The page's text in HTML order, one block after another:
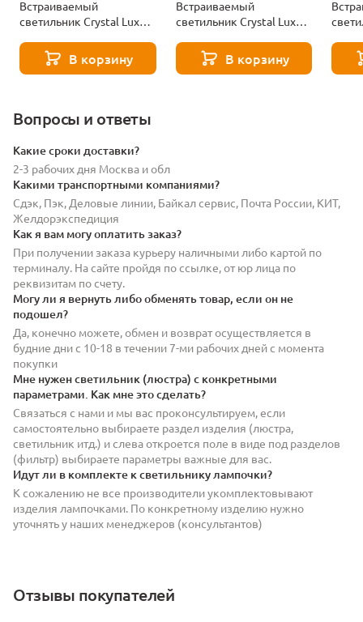
Встраиваемый
светильник Crystal Lux
В корзину
Встраиваемый
светильник Crystal Lux
В корзину
Вопросы и ответы
Какие сроки доставки?
2-3 рабочих дня Москва и обл
Какими транспортными компаниями?
Сдэк, Пэк, Деловые линии, Байкал сервис, Почта России, КИТ,
Желдорэкспедиция
Как я вам могу оплатить заказ?
При получении заказа курьеру наличными либо картой по
терминалу. На сайте пройдя по ссылке, от юр лица по
реквизитам по счету.
Могу ли я вернуть либо обменять товар, если он не
подошел?
Да, конечно можете, обмен и возврат осуществляется в
будние дни с 10-18 в течении 7-ми рабочих дней с момента
покупки
Мне нужен светильник (люстра) с конкретными
параметрами. Как мне это сделать?
Связаться с нами и мы вас проконсультируем, если
самостоятельно выбираете раздел изделия (люстра,
светильник итд.) и слева откроется поле в виде под разделов
(фильтр) выбираете параметры важные для вас.
Идут ли в комплекте к светильнику лампочки?
К сожалению не все производители укомплектовывают
изделия лампочками. По конкретному изделию нужно
уточнять у наших менеджеров (консультантов)
Отзывы покупателей